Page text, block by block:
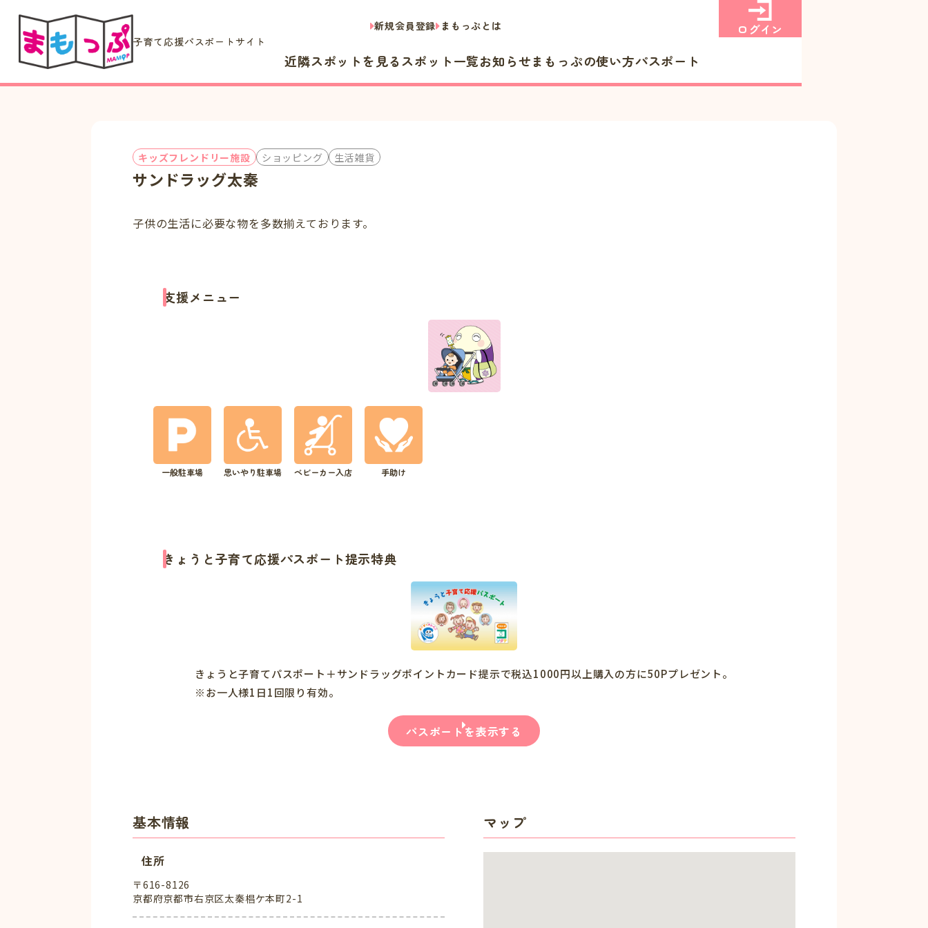
子育て応援パスポートサイト
新規会員登録 まもっぷとは ログイン
近隣スポットを見るスポット一覧お知らせまもっぷの使い方パスポート
キッズフレンドリー施設 ショッピング 生活雑貨
サンドラッグ太秦
子供の生活に必要な物を多数揃えております。
支援メニュー
一般駐車場 思いやり駐車場 ベビーカー入店 手助け
きょうと子育て応援パスポート提示特典
きょうと子育てパスポート＋サンドラッグポイントカード提示で税込1000円以上購入の方に50Pプレゼント。
※お一人様1日1回限り有効。
パスポートを表示する
基本情報
住所
〒616-8126
京都府京都市右京区太秦椙ケ本町2-1
マップ